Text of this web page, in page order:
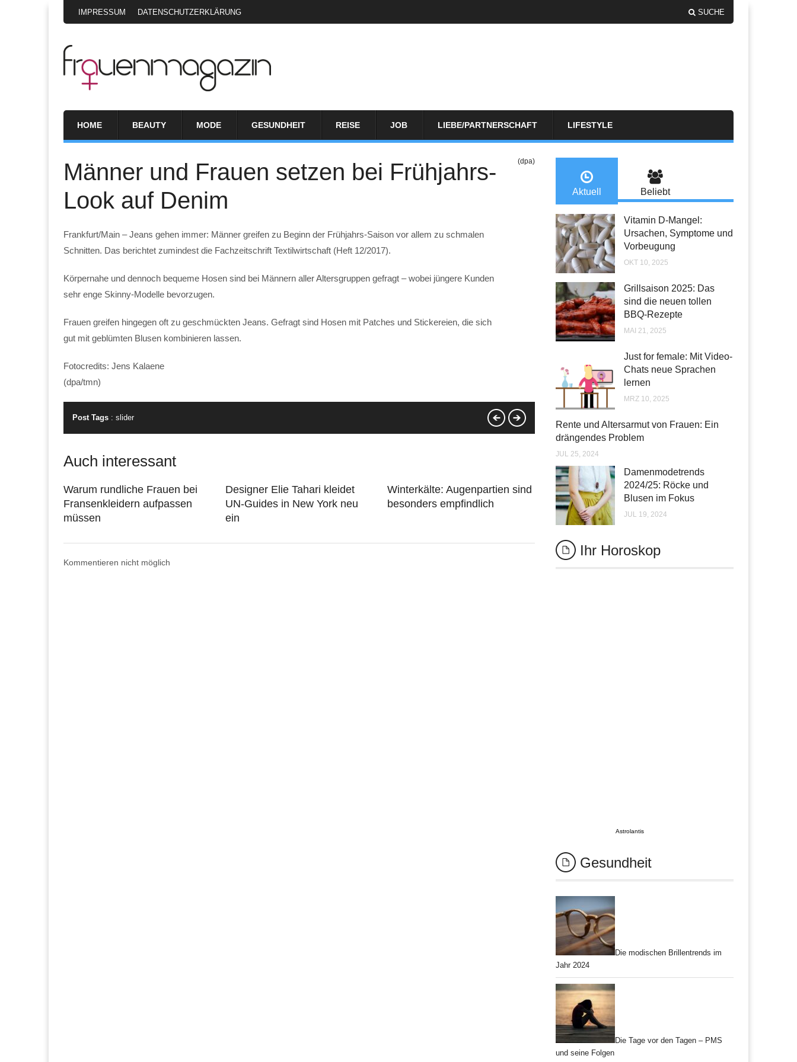
IMPRESSUM DATENSCHUTZERKLÄRUNG SUCHE
HOME BEAUTY MODE GESUNDHEIT REISE JOB LIEBE/PARTNERSCHAFT LIFESTYLE
Männer und Frauen setzen bei Frühjahrs-
Look auf Denim
(dpa)
Frankfurt/Main – Jeans gehen immer: Männer greifen zu Beginn der Frühjahrs-Saison vor allem zu schmalen
Schnitten. Das berichtet zumindest die Fachzeitschrift Textilwirtschaft (Heft 12/2017).
Körpernahe und dennoch bequeme Hosen sind bei Männern aller Altersgruppen gefragt – wobei jüngere Kunden
sehr enge Skinny-Modelle bevorzugen.
Frauen greifen hingegen oft zu geschmückten Jeans. Gefragt sind Hosen mit Patches und Stickereien, die sich
gut mit geblümten Blusen kombinieren lassen.
Fotocredits: Jens Kalaene
(dpa/tmn)
Post Tags : slider
Auch interessant
Warum rundliche Frauen bei
Fransenkleidern aufpassen
müssen
Designer Elie Tahari kleidet
UN-Guides in New York neu
ein
Winterkälte: Augenpartien sind
besonders empfindlich
Kommentieren nicht möglich
Aktuell Beliebt
Vitamin D-Mangel:
Ursachen, Symptome und
Vorbeugung
OKT 10, 2025
Grillsaison 2025: Das
sind die neuen tollen
BBQ-Rezepte
MAI 21, 2025
Just for female: Mit Video-
Chats neue Sprachen
lernen
MRZ 10, 2025
Rente und Altersarmut von Frauen: Ein
drängendes Problem
JUL 25, 2024
Damenmodetrends
2024/25: Röcke und
Blusen im Fokus
JUL 19, 2024
Ihr Horoskop
Astrolantis
Gesundheit
Die modischen Brillentrends im
Jahr 2024
Die Tage vor den Tagen – PMS
und seine Folgen